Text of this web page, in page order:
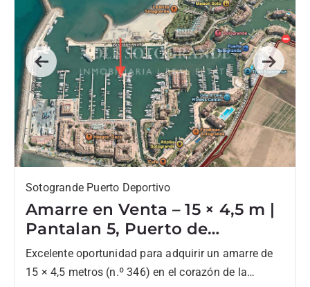
Previous Next
Sotogrande Puerto Deportivo
Amarre en Venta – 15 × 4,5 m |
Pantalan 5, Puerto de
Sotogrande
Excelente oportunidad para adquirir un amarre de
15 × 4,5 metros (n.º 346) en el corazón de la